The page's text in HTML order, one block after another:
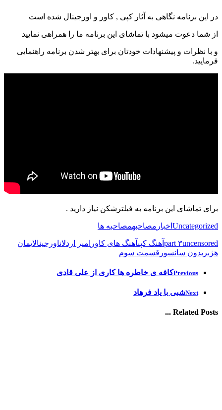
در این برنامه نگاهی به آثار کپی , کاور و اورجینال شده است
از شما دعوت میشود با تماشای این برنامه ما را همراهی نمایید
و با نظرات و پیشنهادات خودتان برای بهتر شدن برنامه راهنمایی
فرمایید.
برای تماشای این برنامه به فیلترشکن نیاز دارید .
Uncategorized اخبار مصاحبهمصاحبه ها
part ۳uncensored آهنگ کپیآهنگ های کاور امیر اردلاناورجینالایمان
هژبر بدون سانسور قسمت سوم
Previousکافه ی خاطره ها کاری از علی قادی
Nextشبی با یاد فرهاد
Related Posts ...